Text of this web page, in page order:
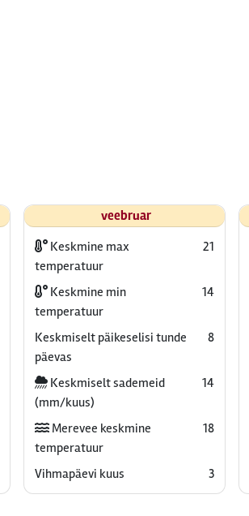
veebruar
Keskmine max
temperatuur
21
Keskmine min
temperatuur
14
Keskmiselt päikeselisi tunde
päevas
8
Keskmiselt sademeid
(mm/kuus)
14
Merevee keskmine
temperatuur
18
Vihmapäevi kuus 3